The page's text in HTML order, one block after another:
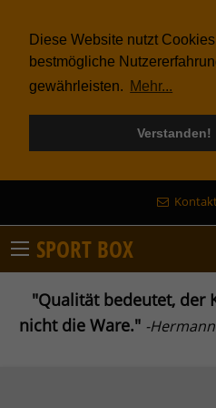
Diese Website nutzt
bestmögliche
gewährleisten. Mehr...
Verstanden!
SPORT BOX
"Qualität bedeutet, der
nicht die Ware." -